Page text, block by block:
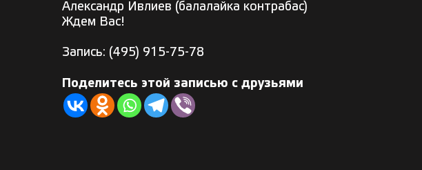
Александр Ивлиев (балалайка контрабас)
Ждем Вас!
Запись: (495) 915-75-78
Поделитесь этой записью с друзьями